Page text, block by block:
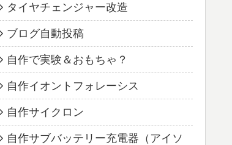
タイヤチェンジャー改造
ブログ自動投稿
自作で実験＆おもちゃ？
自作イオントフォレーシス
自作サイクロン
自作サブバッテリー充電器（アイソ